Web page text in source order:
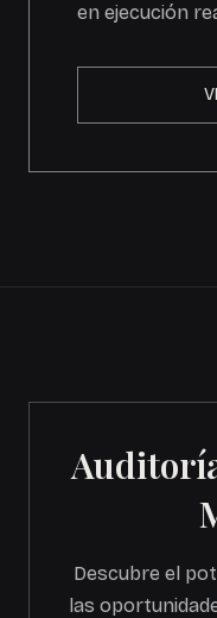
en ejecución
Descubre el
las